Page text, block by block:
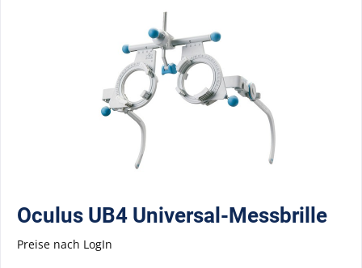
Oculus UB4 Universal-Messbrille
Preise nach LogIn